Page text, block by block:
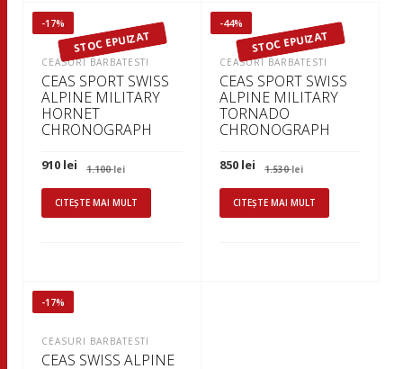
-17%
STOC EPUIZAT
CEASURI BARBATESTI
CEAS SPORT SWISS
ALPINE MILITARY
HORNET
CHRONOGRAPH
1.100leiPrețul
inițial
a
fost:
1.100 lei.
910 lei Prețul
curent
este:
910 lei.
CITEȘTE MAI MULT
-44%
STOC EPUIZAT
CEASURI BARBATESTI
CEAS SPORT SWISS
ALPINE MILITARY
TORNADO
CHRONOGRAPH
1.530leiPrețul
inițial
a
fost:
1.530 lei.
850 lei Prețul
curent
este:
850 lei.
CITEȘTE MAI MULT
-17%
CEASURI BARBATESTI
CEAS SWISS ALPINE